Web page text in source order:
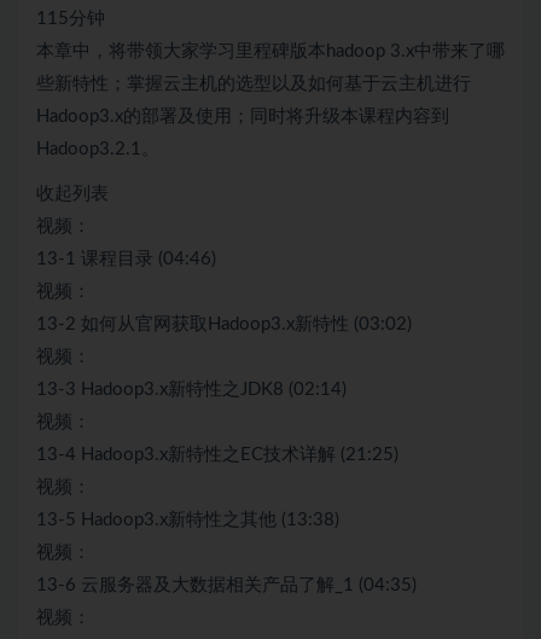
115分钟
本章中，将带领大家学习里程碑版本hadoop 3.x中带来了哪
些新特性；掌握云主机的选型以及如何基于云主机进行
Hadoop3.x的部署及使用；同时将升级本课程内容到
Hadoop3.2.1。
收起列表
视频：
13-1 课程目录 (04:46)
视频：
13-2 如何从官网获取Hadoop3.x新特性 (03:02)
视频：
13-3 Hadoop3.x新特性之JDK8 (02:14)
视频：
13-4 Hadoop3.x新特性之EC技术详解 (21:25)
视频：
13-5 Hadoop3.x新特性之其他 (13:38)
视频：
13-6 云服务器及大数据相关产品了解_1 (04:35)
视频：